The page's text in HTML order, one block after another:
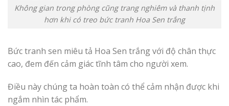
Không gian trong phòng cũng trang nghiêm và thanh tịnh
hơn khi có treo bức tranh Hoa Sen trắng
Bức tranh sen miêu tả Hoa Sen trắng với độ chân thực
cao, đem đến cảm giác tĩnh tâm cho người xem.
Điều này chúng ta hoàn toàn có thể cảm nhận được khi
ngắm nhìn tác phẩm.